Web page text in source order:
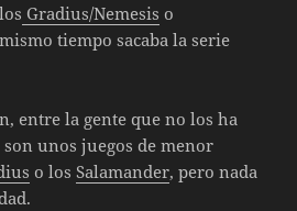
Gradius/Nemesis o
tiempo sacaba la serie
entre la gente que no los ha
unos juegos de menor
o losSalamander, pero nada